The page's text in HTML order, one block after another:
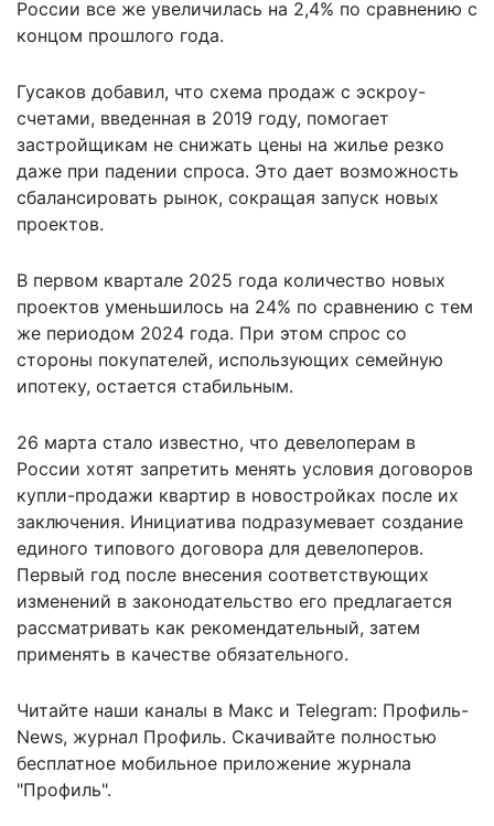
России все же увеличилась на 2,4% по сравнению с
концом прошлого года.
Гусаков добавил, что схема продаж с эскроу-
счетами, введенная в 2019 году, помогает
застройщикам не снижать цены на жилье резко
даже при падении спроса. Это дает возможность
сбалансировать рынок, сокращая запуск новых
проектов.
В первом квартале 2025 года количество новых
проектов уменьшилось на 24% по сравнению с тем
же периодом 2024 года. При этом спрос со
стороны покупателей, использующих семейную
ипотеку, остается стабильным.
26 марта стало известно, что девелоперам в
России хотят запретить менять условия договоров
купли-продажи квартир в новостройках после их
заключения. Инициатива подразумевает создание
единого типового договора для девелоперов.
Первый год после внесения соответствующих
изменений в законодательство его предлагается
рассматривать как рекомендательный, затем
применять в качестве обязательного.
Читайте наши каналы в Макс и Telegram: Профиль-
News, журнал Профиль. Скачивайте полностью
бесплатное мобильное приложение журнала
"Профиль".